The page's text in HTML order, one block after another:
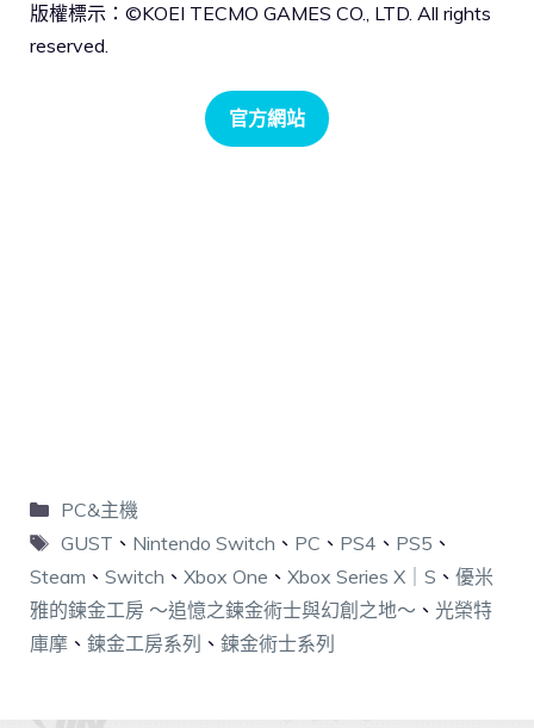
版權標示：©KOEI TECMO GAMES CO., LTD. All rights
reserved.
官方網站
PC&主機
GUST 、 Nintendo Switch 、 PC 、 PS4 、 PS5 、
Steam 、 Switch 、 Xbox One 、 Xbox Series X｜S 、 優米
雅的鍊金工房 ～追憶之鍊金術士與幻創之地～ 、 光榮特
庫摩 、 鍊金工房系列 、 鍊金術士系列